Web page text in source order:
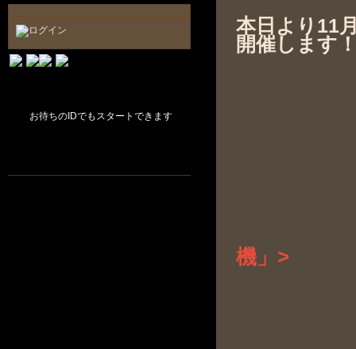
お待ちのIDでもスタートできます
本日より11
開催します
機」>